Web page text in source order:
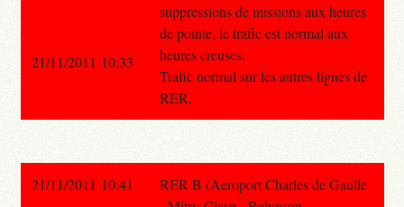
suppressions de missions aux heures
de pointe, le trafic est normal aux
heures creuses.
Trafic normal sur les autres lignes de
RER.
21/11/2011 10:33
21/11/2011 10:41
RER B (Aeroport Charles de Gaulle